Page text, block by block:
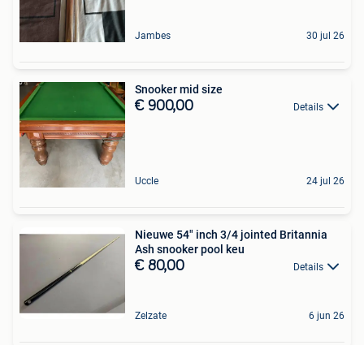
Jambes 30 jul 26
Snooker mid size
€ 900,00 Details
Uccle 24 jul 26
Nieuwe 54" inch 3/4 jointed Britannia
Ash snooker pool keu
€ 80,00 Details
Zelzate 6 jun 26